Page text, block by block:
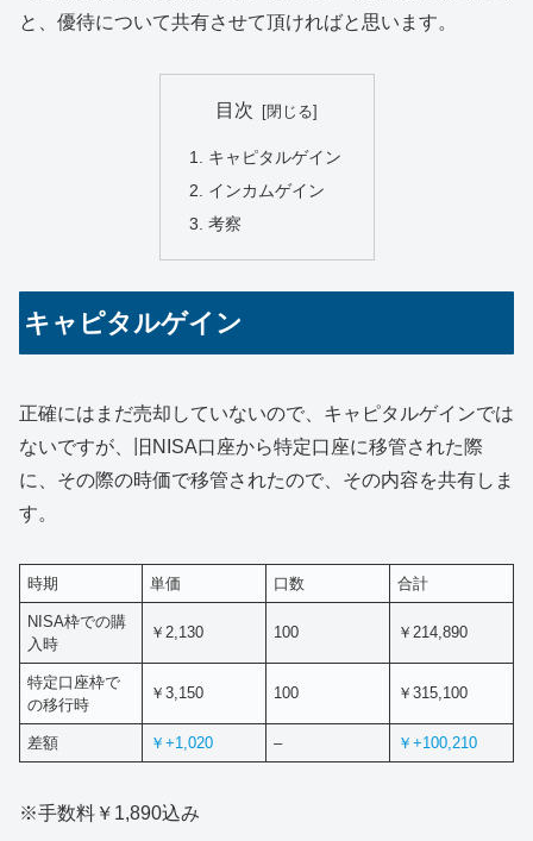
と、優待について共有させて頂ければと思います。
目次
キャピタルゲイン
インカムゲイン
考察
キャピタルゲイン
正確にはまだ売却していないので、キャピタルゲインでは
ないですが、旧NISA口座から特定口座に移管された際
に、その際の時価で移管されたので、その内容を共有しま
す。
時期 単価 口数 合計
NISA枠での購
入時
￥2,130 100 ￥214,890
特定口座枠で
の移行時
￥3,150 100 ￥315,100
差額 ￥+1,020 – ￥+100,210
※手数料￥1,890込み